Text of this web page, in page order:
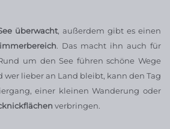
überwacht, außerdem gibt es einen
. Das macht ihn auch für
um den See führen schöne Wege
wer lieber an Land bleibt, kann den Tag
einer kleinen Wanderung oder
verbringen.